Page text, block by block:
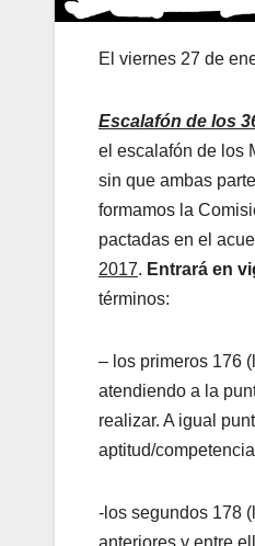
El viernes 27 de
Escalafón de los
el escalafón de los
sin que ambas
formamos la
pactadas en el
2017. Entrará en
términos:
– los primeros 176
atendiendo a la
realizar. A igual
aptitud/
-los segundos 178
anteriores y entre